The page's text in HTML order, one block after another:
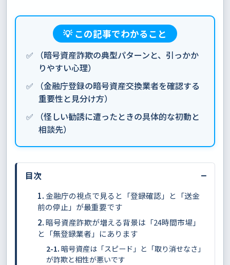
💡 この記事でわかること
✅ （暗号資産詐欺の典型パターンと、引っかか
りやすい心理）
✅ （金融庁登録の暗号資産交換業者を確認する
重要性と見分け方）
✅ （怪しい勧誘に遭ったときの具体的な初動と
相談先）
目次 −
金融庁の視点で見ると「登録確認」と「送金
前の停止」が最重要です
暗号資産詐欺が増える背景は「24時間市場」
と「無登録業者」にあります
暗号資産は「スピード」と「取り消せなさ」
が詐欺と相性が悪いです